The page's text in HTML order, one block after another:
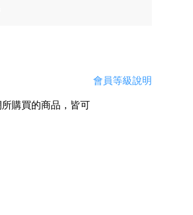
會員等級說明
購買的商品，皆可